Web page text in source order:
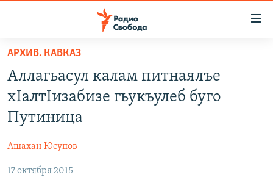
упрощенного
доступа
Вернуться
основному
Вернутся
АВТОРСКИЕ ПРОЕКТЫ
МНЕНИЯ
КУЛЬТУРА
АРХИВ. КАВКАЗ
Аллагьасул калам питнаялъе
хIалтIизабизе гьукъулеб буго
Путиница
Ашахан Юсупов
17 октября 2015